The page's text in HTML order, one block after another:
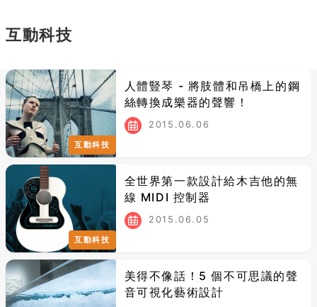
互動科技
互動科技
人體豎琴 - 將肢體和吊橋上的鋼
絲轉換成樂器的聲響！
2015.06.06
互動科技
全世界第一款設計給木吉他的無
線 MIDI 控制器
2015.06.05
美得不像話！5 個不可思議的聲
音可視化藝術設計